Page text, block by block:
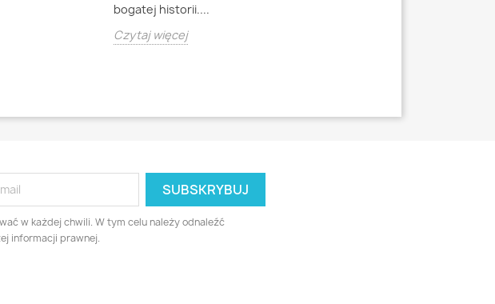
bogatej historii....
Czytaj więcej
w każdej chwili. W tym celu należy odnaleźć
informacji prawnej.